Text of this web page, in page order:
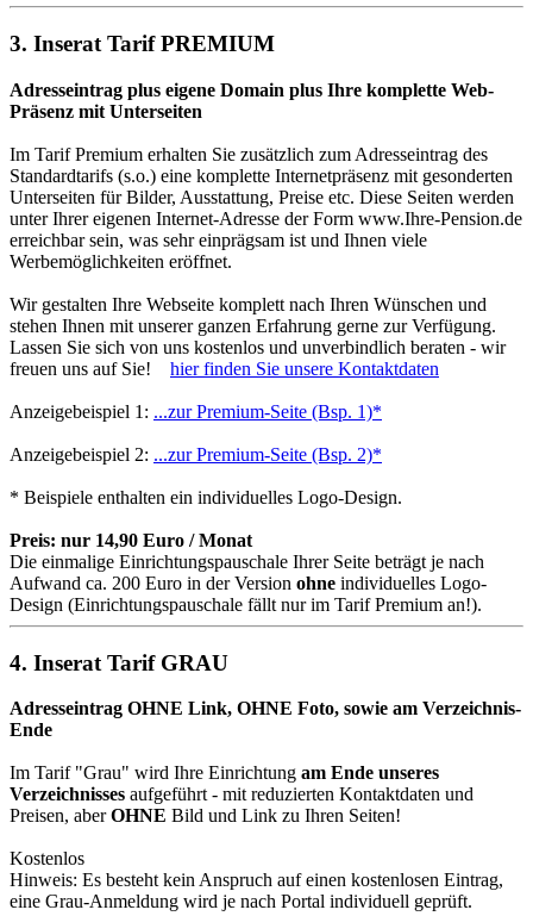
3. Inserat Tarif PREMIUM
Adresseintrag plus eigene Domain plus Ihre komplette Web-
Präsenz mit Unterseiten
Im Tarif Premium erhalten Sie zusätzlich zum Adresseintrag des
Standardtarifs (s.o.) eine komplette Internetpräsenz mit gesonderten
Unterseiten für Bilder, Ausstattung, Preise etc. Diese Seiten werden
unter Ihrer eigenen Internet-Adresse der Form www.Ihre-Pension.de
erreichbar sein, was sehr einprägsam ist und Ihnen viele
Werbemöglichkeiten eröffnet.
Wir gestalten Ihre Webseite komplett nach Ihren Wünschen und
stehen Ihnen mit unserer ganzen Erfahrung gerne zur Verfügung.
Lassen Sie sich von uns kostenlos und unverbindlich beraten - wir
freuen uns auf Sie! hier finden Sie unsere Kontaktdaten
Anzeigebeispiel 1: ...zur Premium-Seite (Bsp. 1)*
Anzeigebeispiel 2: ...zur Premium-Seite (Bsp. 2)*
* Beispiele enthalten ein individuelles Logo-Design.
Preis: nur 14,90 Euro / Monat
Die einmalige Einrichtungspauschale Ihrer Seite beträgt je nach
Aufwand ca. 200 Euro in der Version ohne individuelles Logo-
Design (Einrichtungspauschale fällt nur im Tarif Premium an!).
4. Inserat Tarif GRAU
Adresseintrag OHNE Link, OHNE Foto, sowie am Verzeichnis-
Ende
Im Tarif "Grau" wird Ihre Einrichtung am Ende unseres
Verzeichnisses aufgeführt - mit reduzierten Kontaktdaten und
Preisen, aberOHNE Bild und Link zu Ihren Seiten!
Kostenlos
Hinweis: Es besteht kein Anspruch auf einen kostenlosen Eintrag,
eine Grau-Anmeldung wird je nach Portal individuell geprüft.